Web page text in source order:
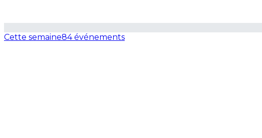
Cette semaine84 événements